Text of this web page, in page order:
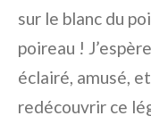
sur le blanc du
poireau !
éclairé, amusé,
redécouvrir ce